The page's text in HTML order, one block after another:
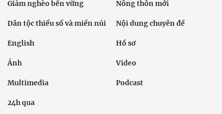
Giảm nghèo bền vững Nông thôn mới
Dân tộc thiểu số và miền núi Nội dung chuyên đề
English Hồ sơ
Ảnh Video
Multimedia Podcast
24h qua